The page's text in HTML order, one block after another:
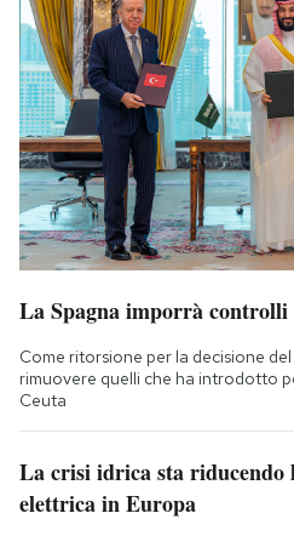
La Spagna imporrà
Come ritorsione per la decisione
rimuovere quelli che ha introdotto
Ceuta
La crisi idrica sta riducendo
elettrica in Europa